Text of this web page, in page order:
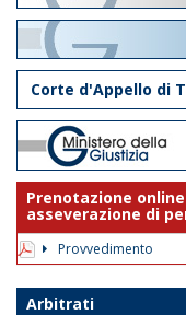
Corte d'Appello di
Prenotazione
asseverazione di
Provvedimento
Arbitrati